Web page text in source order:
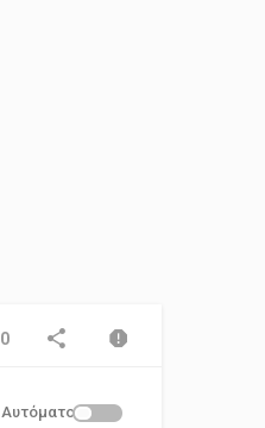
0
Αυτόματο